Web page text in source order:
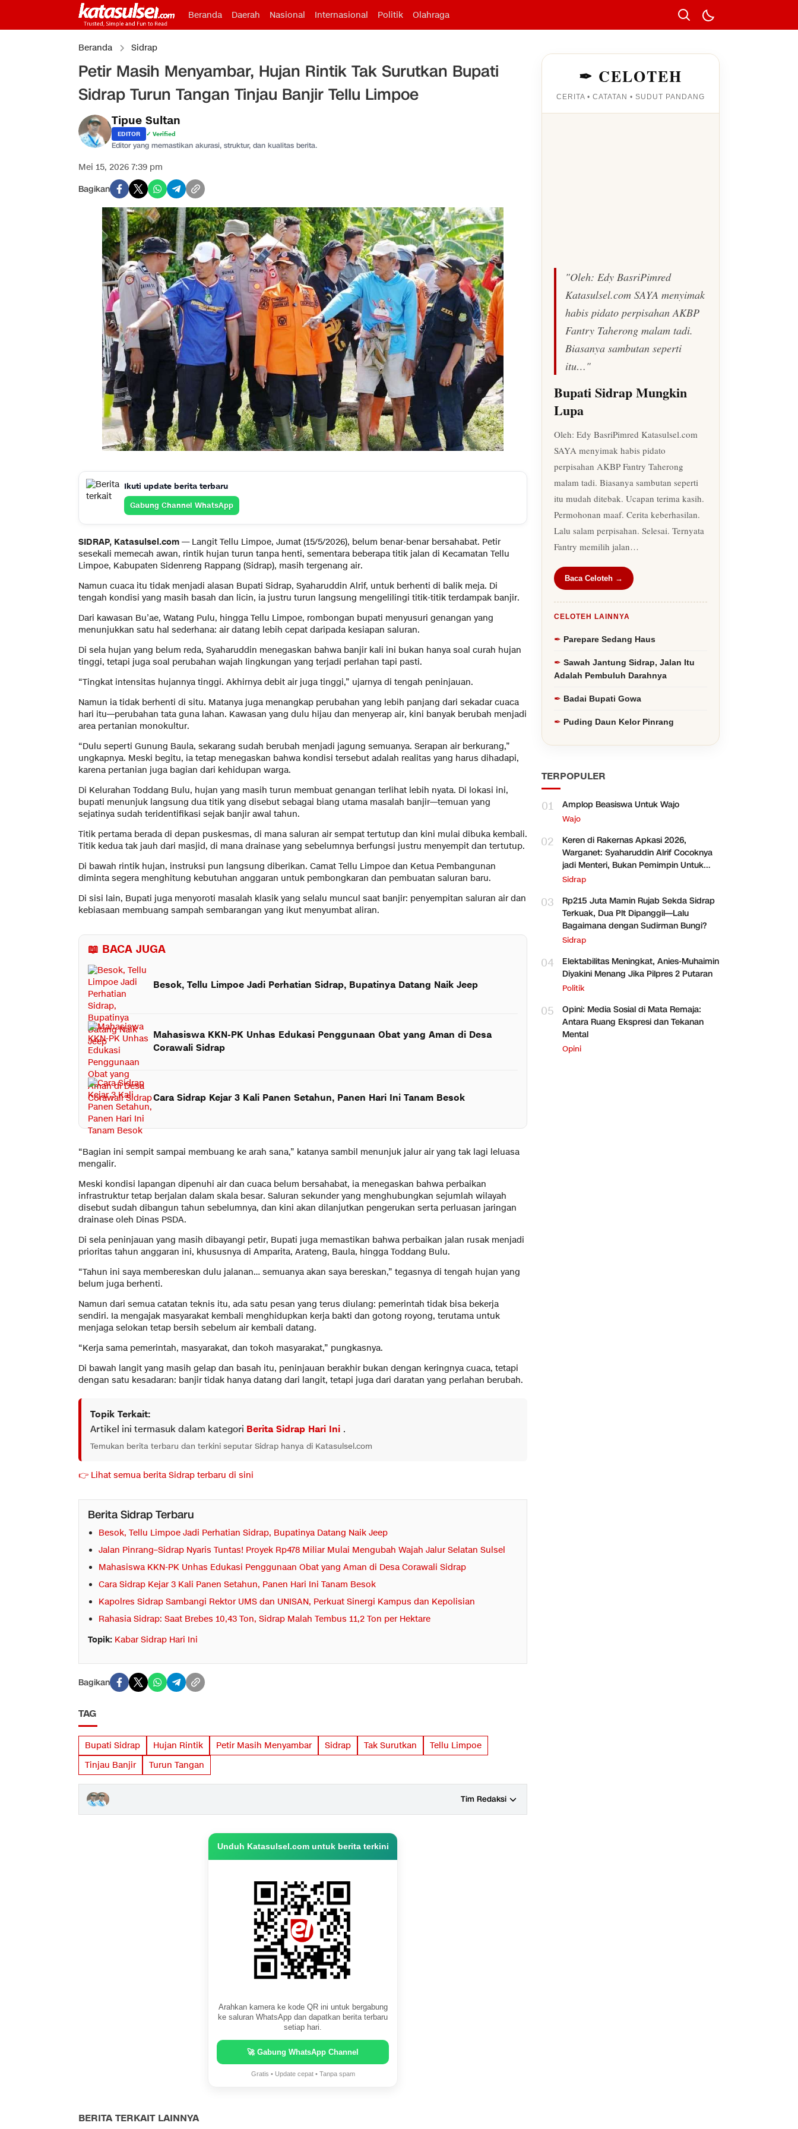
Beranda Daerah Nasional Internasional Politik Olahraga
Beranda Sidrap
Petir Masih Menyambar, Hujan Rintik Tak Surutkan Bupati
Sidrap Turun Tangan Tinjau Banjir Tellu Limpoe
Tipue Sultan
EDITOR ✓ Verified
Editor yang memastikan akurasi, struktur, dan kualitas berita.
Mei 15, 2026 7:39 pm
Bagikan
Ikuti update berita terbaru
Gabung Channel WhatsApp
SIDRAP, Katasulsel.com — Langit Tellu Limpoe, Jumat (15/5/2026), belum benar-benar bersahabat. Petir
sesekali memecah awan, rintik hujan turun tanpa henti, sementara beberapa titik jalan di Kecamatan Tellu
Limpoe, Kabupaten Sidenreng Rappang (Sidrap), masih tergenang air.
Namun cuaca itu tidak menjadi alasan Bupati Sidrap, Syaharuddin Alrif, untuk berhenti di balik meja. Di
tengah kondisi yang masih basah dan licin, ia justru turun langsung mengelilingi titik-titik terdampak banjir.
Dari kawasan Bu’ae, Watang Pulu, hingga Tellu Limpoe, rombongan bupati menyusuri genangan yang
menunjukkan satu hal sederhana: air datang lebih cepat daripada kesiapan saluran.
Di sela hujan yang belum reda, Syaharuddin menegaskan bahwa banjir kali ini bukan hanya soal curah hujan
tinggi, tetapi juga soal perubahan wajah lingkungan yang terjadi perlahan tapi pasti.
“Tingkat intensitas hujannya tinggi. Akhirnya debit air juga tinggi,” ujarnya di tengah peninjauan.
Namun ia tidak berhenti di situ. Matanya juga menangkap perubahan yang lebih panjang dari sekadar cuaca
hari itu—perubahan tata guna lahan. Kawasan yang dulu hijau dan menyerap air, kini banyak berubah menjadi
area pertanian monokultur.
“Dulu seperti Gunung Baula, sekarang sudah berubah menjadi jagung semuanya. Serapan air berkurang,”
ungkapnya. Meski begitu, ia tetap menegaskan bahwa kondisi tersebut adalah realitas yang harus dihadapi,
karena pertanian juga bagian dari kehidupan warga.
Di Kelurahan Toddang Bulu, hujan yang masih turun membuat genangan terlihat lebih nyata. Di lokasi ini,
bupati menunjuk langsung dua titik yang disebut sebagai biang utama masalah banjir—temuan yang
sejatinya sudah teridentifikasi sejak banjir awal tahun.
Titik pertama berada di depan puskesmas, di mana saluran air sempat tertutup dan kini mulai dibuka kembali.
Titik kedua tak jauh dari masjid, di mana drainase yang sebelumnya berfungsi justru menyempit dan tertutup.
Di bawah rintik hujan, instruksi pun langsung diberikan. Camat Tellu Limpoe dan Ketua Pembangunan
diminta segera menghitung kebutuhan anggaran untuk pembongkaran dan pembuatan saluran baru.
Di sisi lain, Bupati juga menyoroti masalah klasik yang selalu muncul saat banjir: penyempitan saluran air dan
kebiasaan membuang sampah sembarangan yang ikut menyumbat aliran.
📖 BACA JUGA
Besok, Tellu Limpoe Jadi Perhatian Sidrap, Bupatinya Datang Naik Jeep
Mahasiswa KKN-PK Unhas Edukasi Penggunaan Obat yang Aman di Desa
Corawali Sidrap
Cara Sidrap Kejar 3 Kali Panen Setahun, Panen Hari Ini Tanam Besok
“Bagian ini sempit sampai membuang ke arah sana,” katanya sambil menunjuk jalur air yang tak lagi leluasa
mengalir.
Meski kondisi lapangan dipenuhi air dan cuaca belum bersahabat, ia menegaskan bahwa perbaikan
infrastruktur tetap berjalan dalam skala besar. Saluran sekunder yang menghubungkan sejumlah wilayah
disebut sudah dibangun tahun sebelumnya, dan kini akan dilanjutkan pengerukan serta perluasan jaringan
drainase oleh Dinas PSDA.
Di sela peninjauan yang masih dibayangi petir, Bupati juga memastikan bahwa perbaikan jalan rusak menjadi
prioritas tahun anggaran ini, khususnya di Amparita, Arateng, Baula, hingga Toddang Bulu.
“Tahun ini saya membereskan dulu jalanan… semuanya akan saya bereskan,” tegasnya di tengah hujan yang
belum juga berhenti.
Namun dari semua catatan teknis itu, ada satu pesan yang terus diulang: pemerintah tidak bisa bekerja
sendiri. Ia mengajak masyarakat kembali menghidupkan kerja bakti dan gotong royong, terutama untuk
menjaga selokan tetap bersih sebelum air kembali datang.
“Kerja sama pemerintah, masyarakat, dan tokoh masyarakat,” pungkasnya.
Di bawah langit yang masih gelap dan basah itu, peninjauan berakhir bukan dengan keringnya cuaca, tetapi
dengan satu kesadaran: banjir tidak hanya datang dari langit, tetapi juga dari daratan yang perlahan berubah.
Topik Terkait:
Artikel ini termasuk dalam kategori Berita Sidrap Hari Ini .
Temukan berita terbaru dan terkini seputar Sidrap hanya di Katasulsel.com
👉 Lihat semua berita Sidrap terbaru di sini
Berita Sidrap Terbaru
Besok, Tellu Limpoe Jadi Perhatian Sidrap, Bupatinya Datang Naik Jeep
Jalan Pinrang–Sidrap Nyaris Tuntas! Proyek Rp478 Miliar Mulai Mengubah Wajah Jalur Selatan Sulsel
Mahasiswa KKN-PK Unhas Edukasi Penggunaan Obat yang Aman di Desa Corawali Sidrap
Cara Sidrap Kejar 3 Kali Panen Setahun, Panen Hari Ini Tanam Besok
Kapolres Sidrap Sambangi Rektor UMS dan UNISAN, Perkuat Sinergi Kampus dan Kepolisian
Rahasia Sidrap: Saat Brebes 10,43 Ton, Sidrap Malah Tembus 11,2 Ton per Hektare
Topik: Kabar Sidrap Hari Ini
Bagikan
TAG
Bupati Sidrap Hujan Rintik Petir Masih Menyambar Sidrap Tak Surutkan
Tellu Limpoe
Tinjau Banjir
Turun Tangan
Tim Redaksi
Unduh Katasulsel.com untuk berita terkini
Arahkan kamera ke kode QR ini untuk bergabung
ke saluran WhatsApp dan dapatkan berita terbaru
setiap hari.
🚀 Gabung WhatsApp Channel
Gratis • Update cepat • Tanpa spam
BERITA TERKAIT LAINNYA
✒ CELOTEH
CERITA • CATATAN • SUDUT PANDANG
"Oleh: Edy BasriPimred
Katasulsel.com SAYA menyimak
habis pidato perpisahan AKBP
Fantry Taherong malam tadi.
Biasanya sambutan seperti
itu…"
Bupati Sidrap Mungkin
Lupa
Oleh: Edy BasriPimred Katasulsel.com
SAYA menyimak habis pidato
perpisahan AKBP Fantry Taherong
malam tadi. Biasanya sambutan seperti
itu mudah ditebak. Ucapan terima kasih.
Permohonan maaf. Cerita keberhasilan.
Lalu salam perpisahan. Selesai. Ternyata
Fantry memilih jalan…
Baca Celoteh →
CELOTEH LAINNYA
Parepare Sedang Haus
Sawah Jantung Sidrap, Jalan Itu
Adalah Pembuluh Darahnya
Badai Bupati Gowa
Puding Daun Kelor Pinrang
TERPOPULER
01 Amplop Beasiswa Untuk Wajo
Wajo
02
Keren di Rakernas Apkasi 2026,
Warganet: Syaharuddin Alrif Cocoknya
jadi Menteri, Bukan Pemimpin Untuk
Sidrap Saja
Sidrap
03
Rp215 Juta Mamin Rujab Sekda Sidrap
Terkuak, Dua Plt Dipanggil—Lalu
Bagaimana dengan Sudirman Bungi?
Sidrap
04
Elektabilitas Meningkat, Anies-Muhaimin
Diyakini Menang Jika Pilpres 2 Putaran
Politik
05
Opini: Media Sosial di Mata Remaja:
Antara Ruang Ekspresi dan Tekanan
Mental
Opini